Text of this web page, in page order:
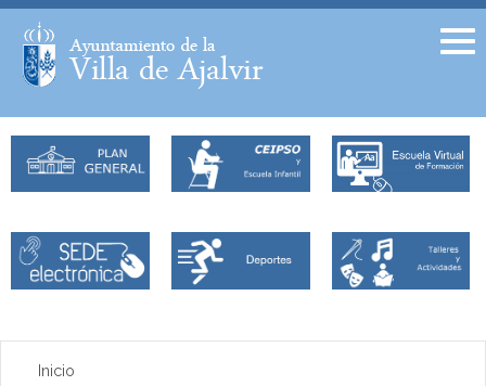
Facebook
Inicio